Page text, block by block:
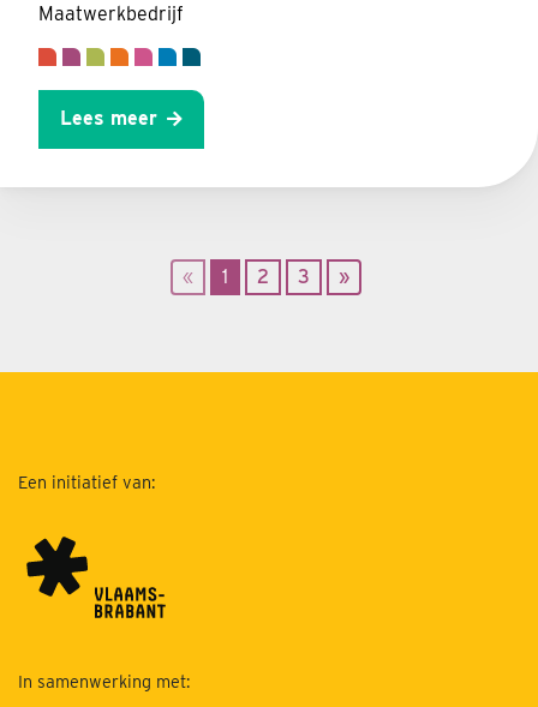
Maatwerkbedrijf
Lees meer
« 1 2 3 »
Een initiatief van:
In samenwerking met: